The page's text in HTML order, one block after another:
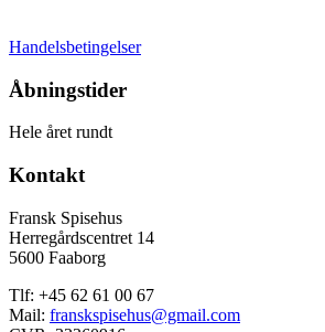
Handelsbetingelser
Åbningstider
Hele året rundt
Kontakt
Fransk Spisehus
Herregårdscentret 14
5600 Faaborg
Tlf: +45 62 61 00 67
Mail: franskspisehus@gmail.com